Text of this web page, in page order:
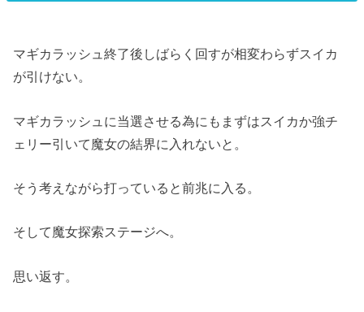
マギカラッシュ終了後しばらく回すが相変わらずスイカ
が引けない。
マギカラッシュに当選させる為にもまずはスイカか強チ
ェリー引いて魔女の結界に入れないと。
そう考えながら打っていると前兆に入る。
そして魔女探索ステージへ。
思い返す。